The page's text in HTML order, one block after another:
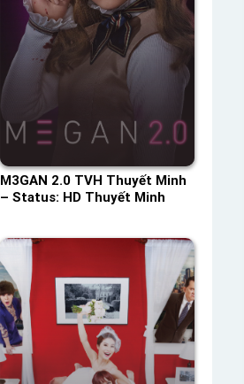
M3GAN 2.0 TVH Thuyết Minh
– Status: HD Thuyết Minh